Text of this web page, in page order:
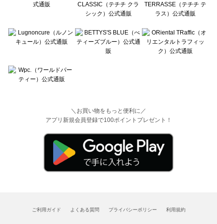
＼お買い物をもっと便利に／
アプリ新規会員登録で100ポイントプレゼント！
ご利用ガイド よくある質問 プライバシーポリシー 利用規約